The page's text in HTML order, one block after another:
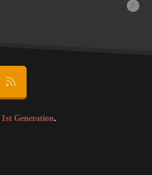
1st Generation.